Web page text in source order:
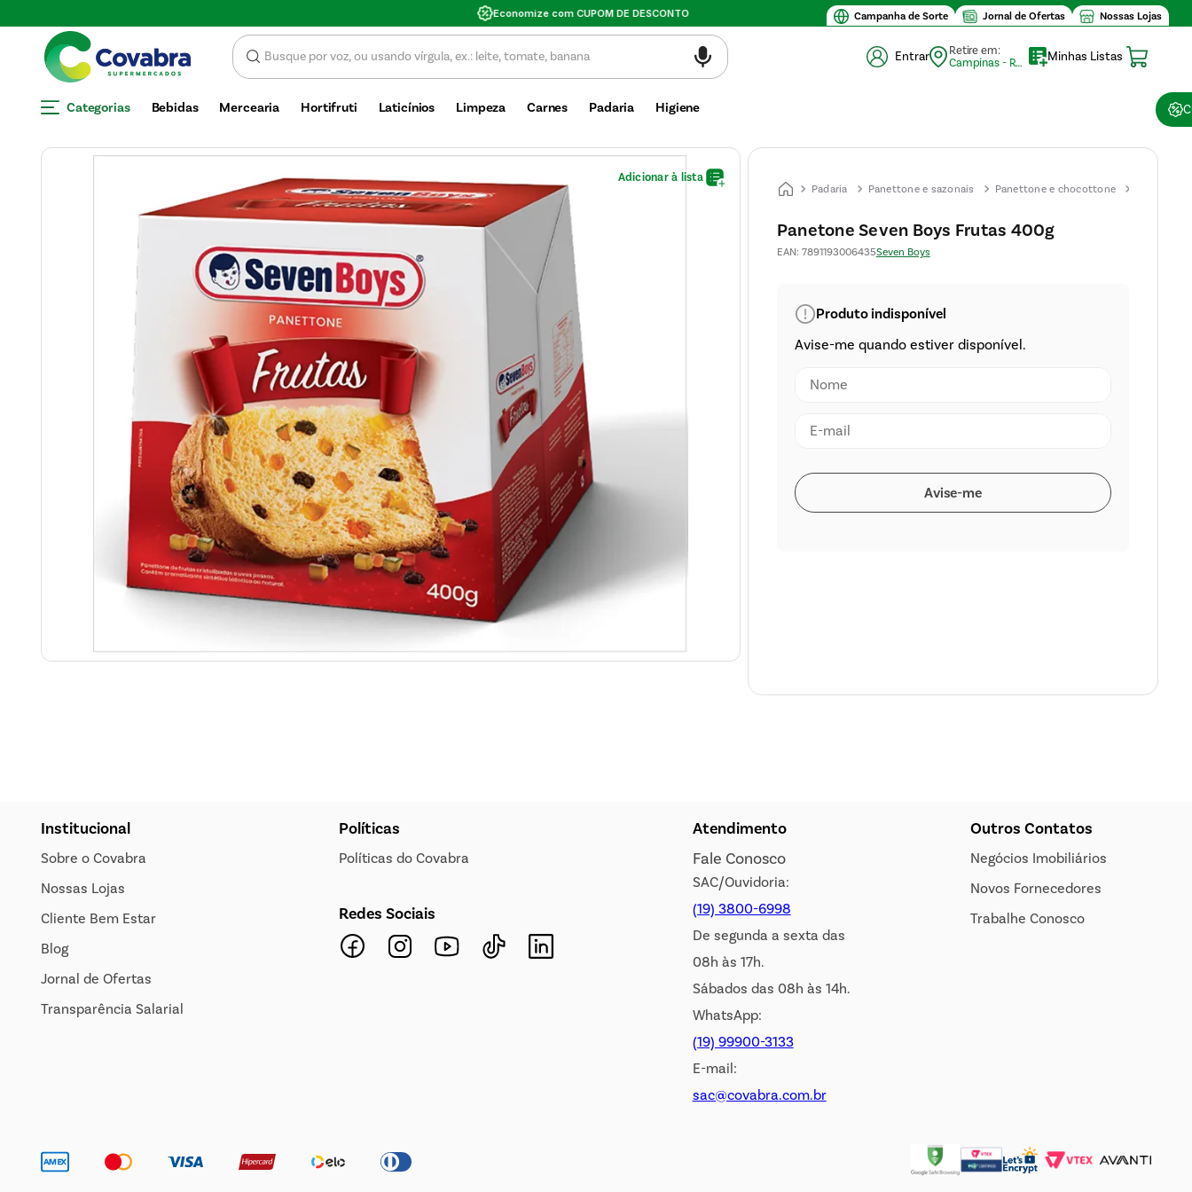
Campanha de Sorte Jornal de Ofertas Nossas Lojas
Valor mínimo de compra $30
Entrar
Retire em:
Campinas - Retirada (10)
Minhas Listas
Categorias Bebidas Mercearia Hortifruti Laticínios Limpeza Carnes Padaria Higiene
Padaria Panettone e sazonais Panettone e chocottone
Panetone Seven Boys Frutas 400g
EAN: 7891193006435Seven Boys
Institucional
Sobre o Covabra
Nossas Lojas
Cliente Bem Estar
Blog
Jornal de Ofertas
Transparência Salarial
Políticas
Políticas do Covabra
Redes Sociais
Atendimento
Fale Conosco
SAC/Ouvidoria:
(19) 3800-6998
De segunda a sexta das
08h às 17h.
Sábados das 08h às 14h.
WhatsApp:
(19) 99900-3133
E-mail:
sac@covabra.com.br
Outros Contatos
Negócios Imobiliários
Novos Fornecedores
Trabalhe Conosco